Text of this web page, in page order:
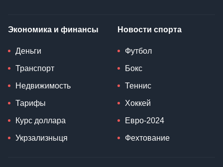
Экономика и финансы
Деньги
Транспорт
Недвижимость
Тарифы
Курс доллара
Укрзализныця
Новости спорта
Футбол
Бокс
Теннис
Хоккей
Евро-2024
Фехтование